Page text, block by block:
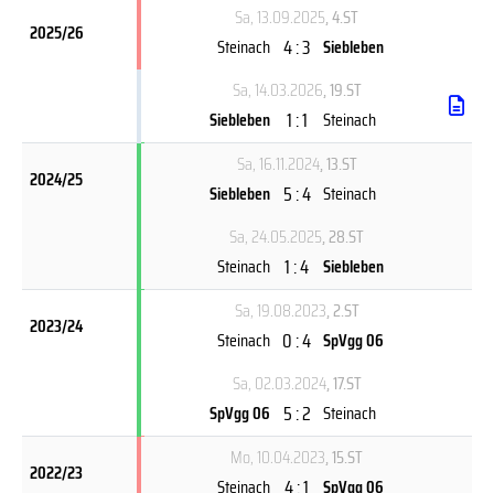
2025/26
Sa, 13.09.2025, 4.ST
Steinach 4 : 3 Siebleben
Sa, 14.03.2026, 19.ST
Siebleben 1 : 1 Steinach
2024/25
Sa, 16.11.2024, 13.ST
Siebleben 5 : 4 Steinach
Sa, 24.05.2025, 28.ST
Steinach 1 : 4 Siebleben
2023/24
Sa, 19.08.2023, 2.ST
Steinach 0 : 4 SpVgg 06
Sa, 02.03.2024, 17.ST
SpVgg 06 5 : 2 Steinach
2022/23
Mo, 10.04.2023, 15.ST
Steinach
SpVgg 06